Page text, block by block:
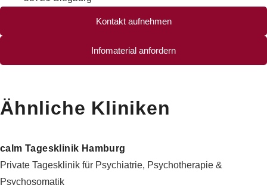
Kontakt aufnehmen
Infomaterial anfordern
Ähnliche Kliniken
calm Tagesklinik Hamburg
Private Tagesklinik für Psychiatrie, Psychotherapie &
Psychosomatik